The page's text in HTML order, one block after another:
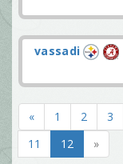
vassadi
« 1 2 3
11
12 »